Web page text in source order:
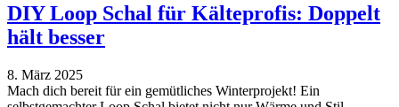
DIY Loop Schal für Kälteprofis: Doppelt
hält besser
8. März 2025
Mach dich bereit für ein gemütliches Winterprojekt! Ein